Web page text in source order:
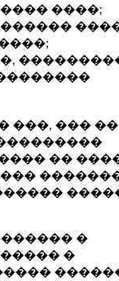
����;
���, ���
��
�
�